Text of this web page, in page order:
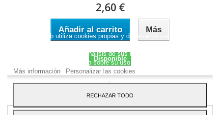
2,60 €
Añadir al carrito Más
Disponible
Añadir a la lista de deseos
Este sitio web utiliza cookies propias y de terceros para mejorar
preferencias mediante el análisis de sus hábitos de navegación.
Para dar su consentimiento sobre su uso pulse el botón Acepto.
Más información
Personalizar las cookies
RECHAZAR TODO